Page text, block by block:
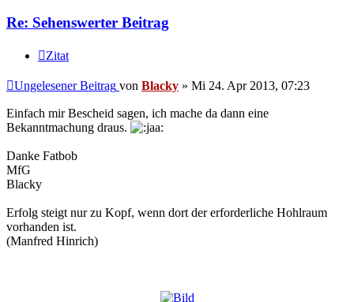
Re: Sehenswerter Beitrag
Zitat
Ungelesener Beitrag von Blacky » Mi 24. Apr 2013, 07:23
Einfach mir Bescheid sagen, ich mache da dann eine
Bekanntmachung draus.
Danke Fatbob
MfG
Blacky
Erfolg steigt nur zu Kopf, wenn dort der erforderliche Hohlraum
vorhanden ist.
(Manfred Hinrich)